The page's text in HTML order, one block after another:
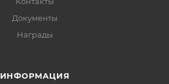
Документы
Награды
ИНФОРМАЦИЯ